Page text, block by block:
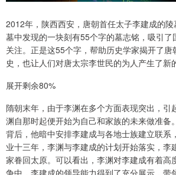
2012年，陕西西安，唐朝首任太子李建成的
墓中发现的一块刻有55个字的墓志铭，吸引了
关注。正是这55个字，帮助历史学家揭开了
史，也让人们对唐太宗李世民的为人产生了新
展开剩余80%
隋朝末年，由于李渊在多个方面表现突出，引
渊自那时起便开始为自己和家族的未来做准备
背后，他暗中安排李建成与各地士族建立联系
业十三年，李渊与李建成的计划开始落实，李
家眷回太原。可以看出，李渊对李建成有着高